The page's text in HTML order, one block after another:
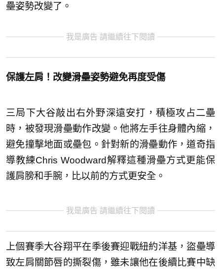
壘姿勢改變了。
我是廣告 請繼續往下閱讀
保護左肩！改變滑壘姿勢避免再度受傷
三局下大谷敲出右外野深遠安打，積極攻占二壘
時，被發現滑壘動作改變。他將左手往身體內縮，
避免撞擊地面或壘包。針對新的滑壘動作，道奇指
導教練Chris Woodward解釋這種滑壘方式更能保
護肩膀和手腕，比以前的方式更安全。
我是廣告 請繼續往下閱讀
上個賽季大谷翔平在季後賽迎戰紐約洋基，盜壘導
致左肩關節唇的撕裂傷，雖未讓他在後續比賽中缺